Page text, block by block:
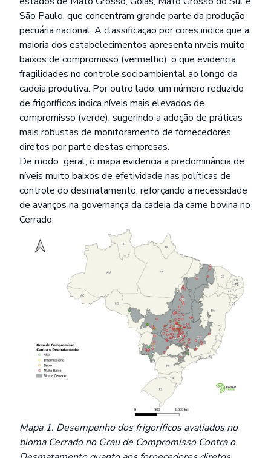
São Paulo, que concentram grande parte da produção
pecuária nacional. A classificação por cores indica que a
maioria dos estabelecimentos apresenta níveis muito
baixos de compromisso (vermelho), o que evidencia
fragilidades no controle socioambiental ao longo da
cadeia produtiva. Por outro lado, um número reduzido
de frigoríficos indica níveis mais elevados de
compromisso (verde), sugerindo a adoção de práticas
mais robustas de monitoramento de fornecedores
diretos por parte destas empresas.
De modo geral, o mapa evidencia a predominância de
níveis muito baixos de efetividade nas políticas de
controle do desmatamento, reforçando a necessidade
de avanços na governança da cadeia da carne bovina no
Cerrado.
Mapa 1. Desempenho dos frigoríficos avaliados no
bioma Cerrado no Grau de Compromisso Contra o